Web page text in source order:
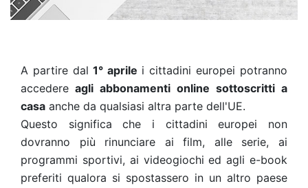
A partire dal 1° aprile i cittadini europei potranno
accedere agli abbonamenti online sottoscritti a
casa anche da qualsiasi altra parte dell'UE.
Questo significa che i cittadini europei non
dovranno più rinunciare ai film, alle serie, ai
programmi sportivi, ai videogiochi ed agli e-book
preferiti qualora si spostassero in un altro paese